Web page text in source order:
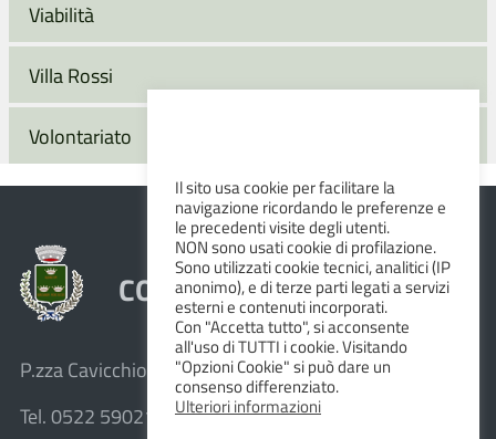
Viabilità
Villa Rossi
Volontariato
COMUNE DI ALBINEA
P.zza Cavicchioni, 8 – 42020 Albinea (R.E.)
Tel. 0522 590211 – Fax 0522 590236
Il sito usa cookie per facilitare la
navigazione ricordando le preferenze e
le precedenti visite degli utenti.
NON sono usati cookie di profilazione.
Sono utilizzati cookie tecnici, analitici (IP
anonimo), e di terze parti legati a servizi
esterni e contenuti incorporati.
Con "Accetta tutto", si acconsente
all'uso di TUTTI i cookie. Visitando
"Opzioni Cookie" si può dare un
consenso differenziato.
Ulteriori informazioni